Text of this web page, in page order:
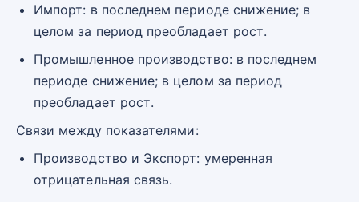
Импорт: в последнем периоде снижение; в
целом за период преобладает рост.
Промышленное производство: в последнем
периоде снижение; в целом за период
преобладает рост.
Связи между показателями:
Производство и Экспорт: умеренная
отрицательная связь.